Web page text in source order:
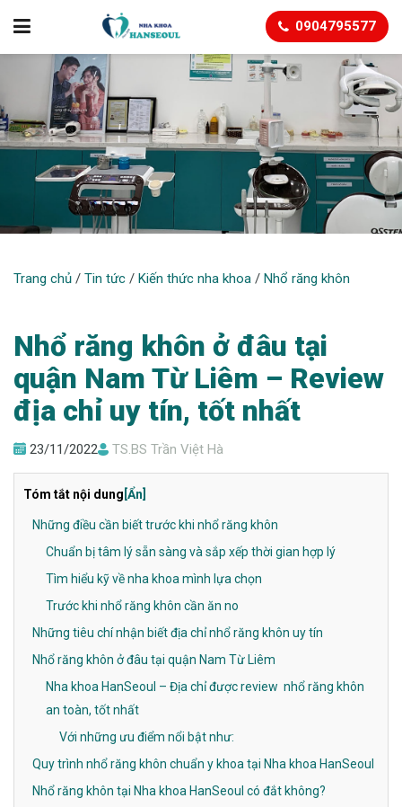
0904795577
Trang chủ / Tin tức / Kiến thức nha khoa / Nhổ răng khôn
Nhổ răng khôn ở đâu tại
quận Nam Từ Liêm – Review
địa chỉ uy tín, tốt nhất
23/11/2022 TS.BS Trần Việt Hà
Tóm tắt nội dung [Ẩn]
Những điều cần biết trước khi nhổ răng khôn
Chuẩn bị tâm lý sẵn sàng và sắp xếp thời gian hợp lý
Tìm hiểu kỹ về nha khoa mình lựa chọn
Trước khi nhổ răng khôn cần ăn no
Những tiêu chí nhận biết địa chỉ nhổ răng khôn uy tín
Nhổ răng khôn ở đâu tại quận Nam Từ Liêm
Nha khoa HanSeoul – Địa chỉ được review nhổ răng khôn
an toàn, tốt nhất
Với những ưu điểm nổi bật như:
Quy trình nhổ răng khôn chuẩn y khoa tại Nha khoa HanSeoul
Nhổ răng khôn tại Nha khoa HanSeoul có đắt không?